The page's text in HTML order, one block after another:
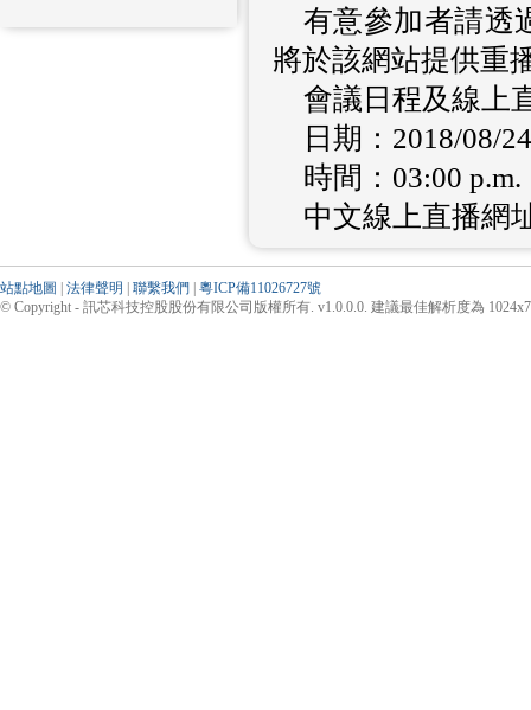
有意參加者請透
將於該網站提供重
會議日程及線上
日期：2018/08/24
時間：03:00 p.m.
中文線上直播網
站點地圖 法律聲明 聯繫我們
粵ICP備11026727號
© Copyright - 訊芯科技控股股份有限公司版權所有. v1.0.0.0. 建議最佳解析度為